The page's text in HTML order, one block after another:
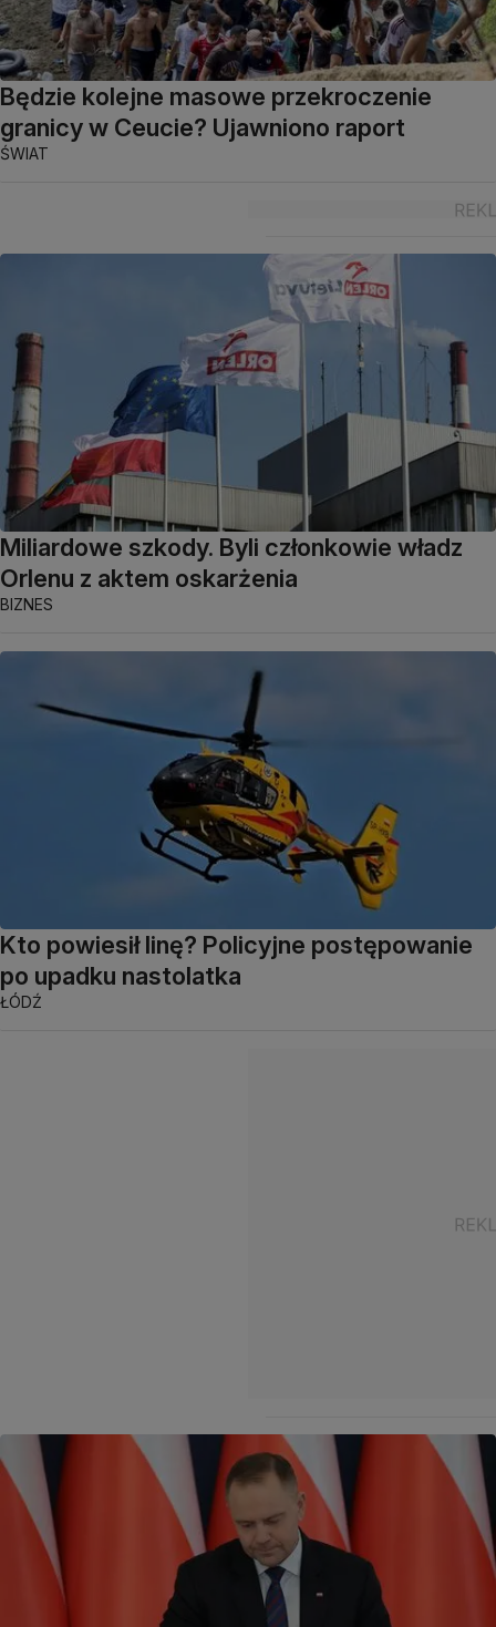
Będzie kolejne masowe przekroczenie
granicy w Ceucie? Ujawniono raport
ŚWIAT
Miliardowe szkody. Byli członkowie władz
Orlenu z aktem oskarżenia
BIZNES
Kto powiesił linę? Policyjne postępowanie
po upadku nastolatka
ŁÓDŹ